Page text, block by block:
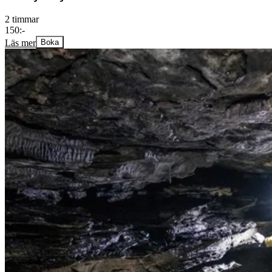
2 timmar
150:-
Läs mer
Boka